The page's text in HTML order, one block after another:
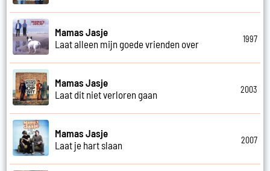
Mamas Jasje
Laat alleen mijn goede vrienden over
1997
Mamas Jasje
Laat dit niet verloren gaan
2003
Mamas Jasje
Laat je hart slaan
2007